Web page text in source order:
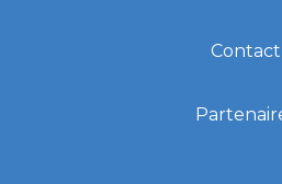
Contact